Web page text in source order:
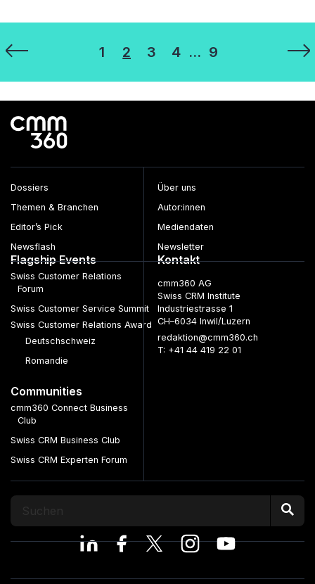
Seitennummerierung
der
Beiträge
1 2 3 4 … 9
Dossiers
Themen & Branchen
Editor’s Pick
Newsflash
Über uns
Autor:innen
Mediendaten
Newsletter
Flagship Events
Swiss Customer Relations
Forum
Swiss Customer Service Summit
Swiss Customer Relations Award
Deutschschweiz
Romandie
Communities
cmm360 Connect Business
Club
Swiss CRM Business Club
Swiss CRM Experten Forum
Kontakt
cmm360 AG
Swiss CRM Institute
Industriestrasse 1
CH–6034 Inwil/Luzern
redaktion@cmm360.ch
T: +41 44 419 22 01